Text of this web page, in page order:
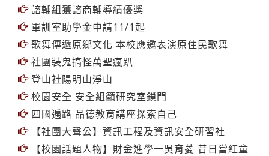
優九聯盟路跑賽萬人起跑
諮輔組獲諮商輔導績優獎
軍訓室助學金申請11/1起
歌舞傳遞原鄉文化 本校應邀表演原住民歌舞
社團裝鬼搞怪萬聖瘋趴
登山社陽明山淨山
校園安全 安全組籲研究室鎖門
四國遍路 品德教育講座探索自己
【社團大聲公】資訊工程及資訊安全研習社